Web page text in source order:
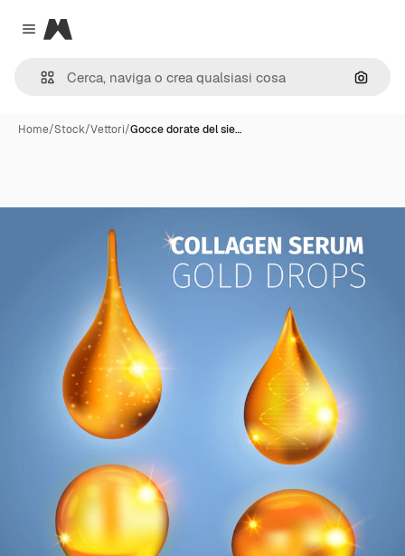
Close menu
Magnific
Cerca
Home/Stock/Vettori/Gocce dorate del sie…